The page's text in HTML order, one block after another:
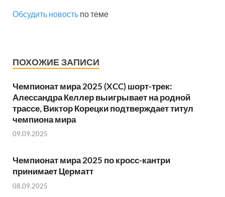
Обсудить новость по теме
ПОХОЖИЕ ЗАПИСИ
Чемпионат мира 2025 (XCC) шорт-трек:
Алессандра Келлер выигрывает на родной
трассе, Виктор Корецки подтверждает титул
чемпиона мира
09.09.2025
Чемпионат мира 2025 по кросс-кантри
принимает Церматт
08.09.2025